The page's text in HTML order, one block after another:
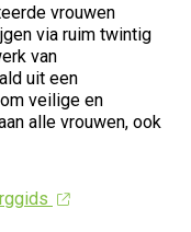
vrouwen
via ruim twintig
van
uit een
veilige en
alle vrouwen, ook